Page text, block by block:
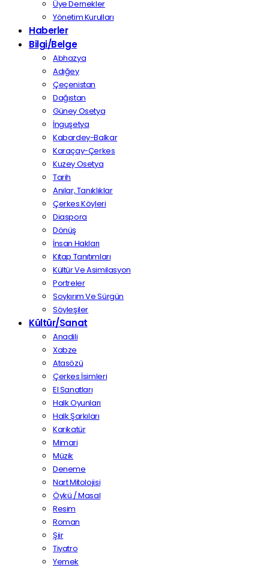
Üye Dernekler
Yönetim Kurulları
Haberler
Bilgi/Belge
Abhazya
Adığey
Çeçenistan
Dağıstan
Güney Osetya
İnguşetya
Kabardey-Balkar
Karaçay-Çerkes
Kuzey Osetya
Tarih
Anılar, Tanıklıklar
Çerkes Köyleri
Diaspora
Dönüş
İnsan Hakları
Kitap Tanıtımları
Kültür Ve Asimilasyon
Portreler
Soykırım Ve Sürgün
Söyleşiler
Kültür/Sanat
Anadili
Xabze
Atasözü
Çerkes İsimleri
El Sanatları
Halk Oyunları
Halk Şarkıları
Karikatür
Mimari
Müzik
Deneme
Nart Mitolojisi
Öykü / Masal
Resim
Roman
Şiir
Tiyatro
Yemek